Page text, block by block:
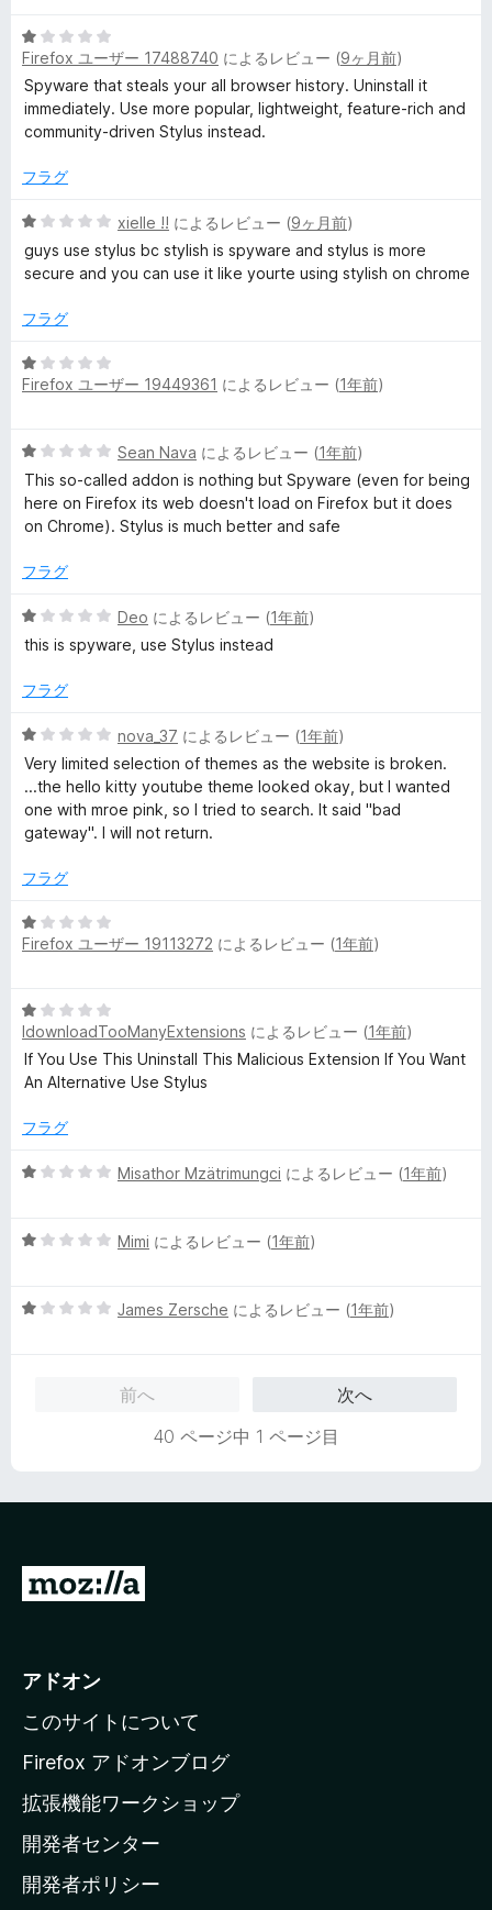
5
段
階
中
1
評
Firefox ユーザー 17488740 によるレビュー (9ヶ月前)
Spyware that steals your all browser history. Uninstall it
immediately. Use more popular, lightweight, feature-rich and
community-driven Stylus instead.
フラグ
5
段
階
1
評
価
xielle !! によるレビュー (9ヶ月前)
guys use stylus bc stylish is spyware and stylus is more
secure and you can use it like yourte using stylish on chrome
フラグ
5
段
1
の
評
価
Firefox ユーザー 19449361 によるレビュー (1年前)
5
段
階
中
の
価
Sean Nava によるレビュー (1年前)
This so-called addon is nothing but Spyware (even for being
here on Firefox its web doesn't load on Firefox but it does
on Chrome). Stylus is much better and safe
フラグ
5
段
中
の
評
Deo によるレビュー (1年前)
this is spyware, use Stylus instead
フラグ
5
段
中
1
評
nova_37 によるレビュー (1年前)
Very limited selection of themes as the website is broken.
...the hello kitty youtube theme looked okay, but I wanted
one with mroe pink, so I tried to search. It said "bad
gateway". I will not return.
フラグ
5
段
1
の
評
価
Firefox ユーザー 19113272 によるレビュー (1年前)
5
段
階
中
の
価
IdownloadTooManyExtensions によるレビュー (1年前)
If You Use This Uninstall This Malicious Extension If You Want
An Alternative Use Stylus
フラグ
5
中
評
Misathor Mzätrimungci によるレビュー (1年前)
5
中
Mimi によるレビュー (1年前)
5
James Zersche によるレビュー (1年前)
前へ
次へ
40 ページ中 1 ページ目
M
i
l
a
ホ
ー
ム
アドオン
このサイトについて
Firefox アドオンブログ
拡張機能ワークショップ
開発者センター
開発者ポリシー